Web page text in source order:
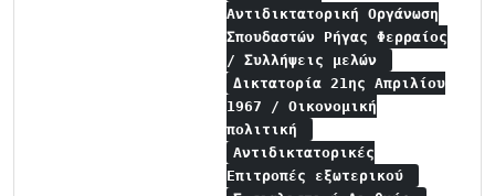
Αντιδικτατορική Οργάνωση
Σπουδαστών Ρήγας Φερραίος
/ Συλλήψεις μελών
Δικτατορία 21ης Απριλίου
1967 / Οικονομική
πολιτική
Αντιδικτατορικές
Επιτροπές εξωτερικού